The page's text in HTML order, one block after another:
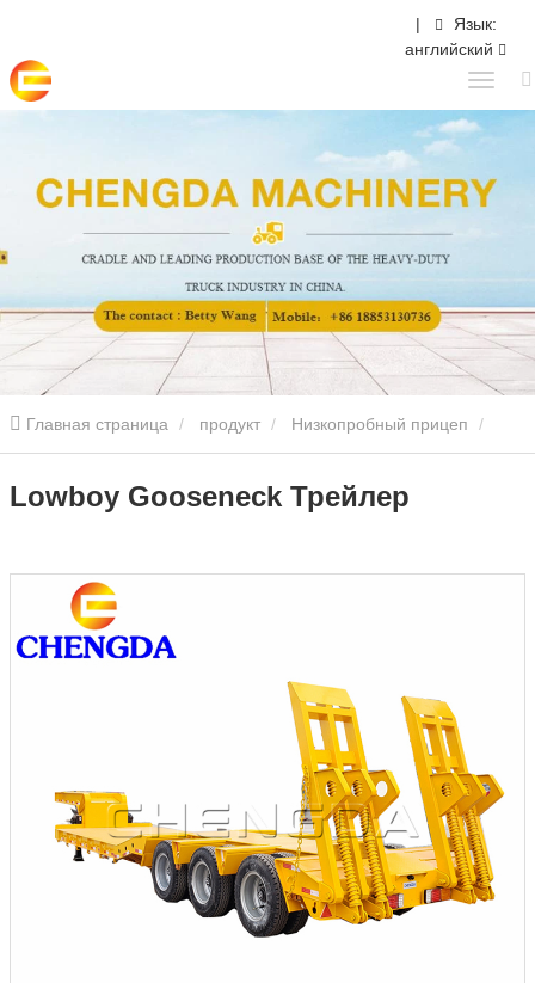
|
Язык:
английский
Главная страница продукт Низкопробный прицеп
Lowboy Gooseneck Трейлер